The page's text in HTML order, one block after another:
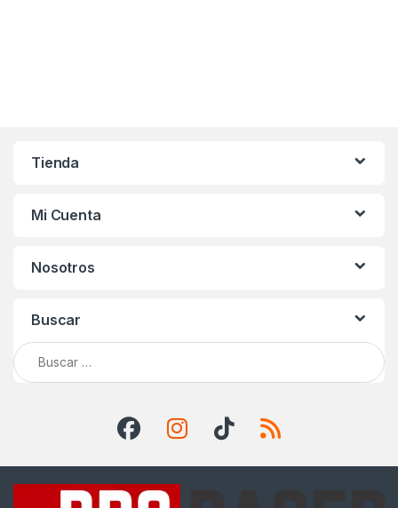
Tienda
Mi Cuenta
Nosotros
Buscar
Buscar: